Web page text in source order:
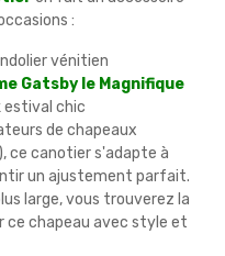
:
vénitien
Gatsby le Magnifique
estival chic
de chapeaux
ce canotier s'adapte à
un ajustement parfait.
large, vous trouverez la
ce chapeau avec style et